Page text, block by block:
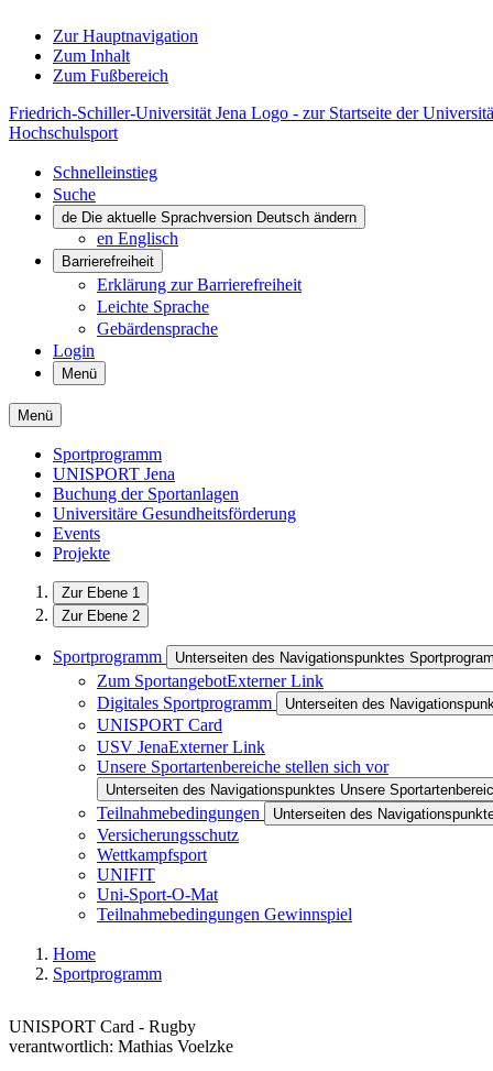
Zur Hauptnavigation
Zum Inhalt
Zum Fußbereich
Friedrich-Schiller-Universität Jena Logo - zur Startseite der
Hochschulsport
Schnelleinstieg
Suche
de Die aktuelle Sprachversion Deutsch ändern
en Englisch
Barrierefreiheit
Erklärung zur Barrierefreiheit
Leichte Sprache
Gebärdensprache
Login
Menü
Menü
Sportprogramm
UNISPORT Jena
Buchung der Sportanlagen
Universitäre Gesundheitsförderung
Events
Projekte
Zur Ebene 1
Zur Ebene 2
Sportprogramm Unterseiten des Navigationspunktes
Zum SportangebotExterner Link
Digitales Sportprogramm
Unterseiten des
UNISPORT Card
USV JenaExterner Link
Unsere Sportartenbereiche stellen sich vor
Unterseiten des Navigationspunktes Unsere
Teilnahmebedingungen Unterseiten des
Versicherungsschutz
Wettkampfsport
UNIFIT
Uni-Sport-O-Mat
Teilnahmebedingungen Gewinnspiel
Home
Sportprogramm
UNISPORT Card - Rugby
verantwortlich: Mathias Voelzke